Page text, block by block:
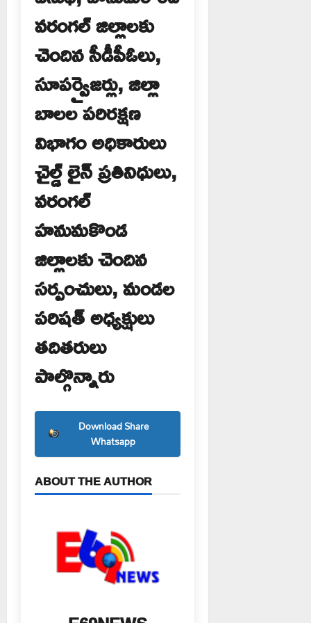
వరంగల్ జిల్లాలకు
చెందిన సీడీపీఓలు,
సూపర్వైజర్లు, జిల్లా
బాలల పరిరక్షణ
విభాగం అధికారులు
చైల్డ్ లైన్ ప్రతినిధులు,
వరంగల్
హనుమకొండ
జిల్లాలకు చెందిన
సర్పంచులు, మండల
పరిషత్ అధ్యక్షులు
తదితరులు
పాల్గొన్నారు
Download Share
Whatsapp
ABOUT THE AUTHOR